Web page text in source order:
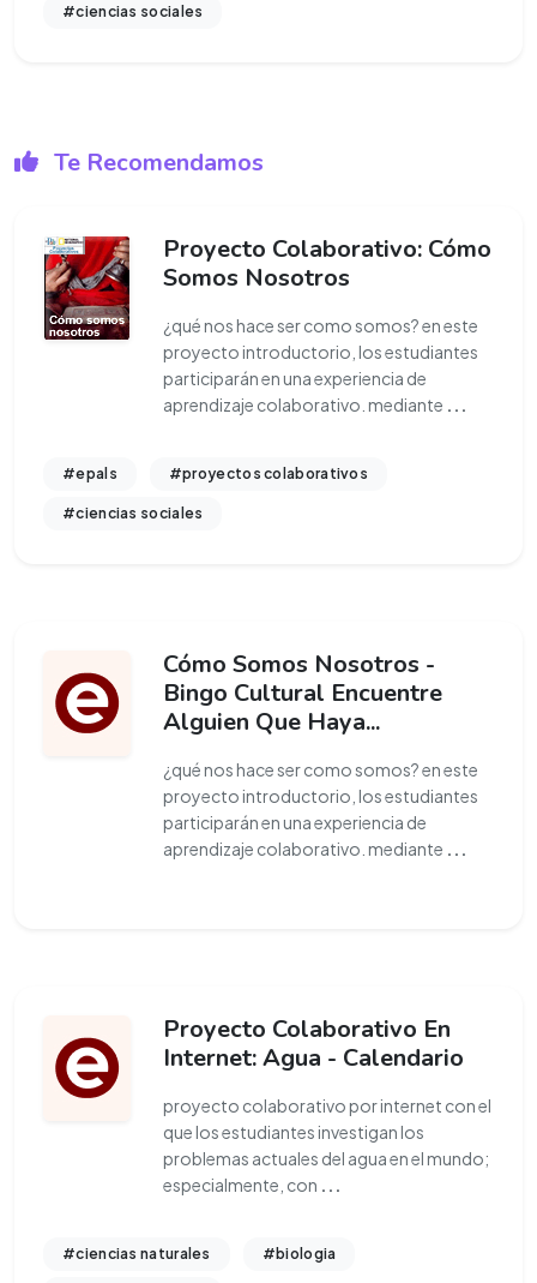
#ciencias sociales
Te Recomendamos
Proyecto Colaborativo: Cómo
Somos Nosotros
¿qué nos hace ser como somos? en este
proyecto introductorio, los estudiantes
participarán en una experiencia de
aprendizaje colaborativo. mediante ...
#epals #proyectos colaborativos
#ciencias sociales
Cómo Somos Nosotros -
Bingo Cultural Encuentre
Alguien Que Haya...
¿qué nos hace ser como somos? en este
proyecto introductorio, los estudiantes
participarán en una experiencia de
aprendizaje colaborativo. mediante ...
Proyecto Colaborativo En
Internet: Agua - Calendario
proyecto colaborativo por internet con el
que los estudiantes investigan los
problemas actuales del agua en el mundo;
especialmente, con ...
#ciencias naturales #biologia